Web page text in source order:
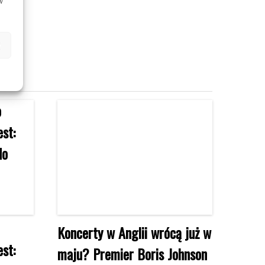
Koncerty w Anglii wrócą już w
maju? Premier Boris Johnson